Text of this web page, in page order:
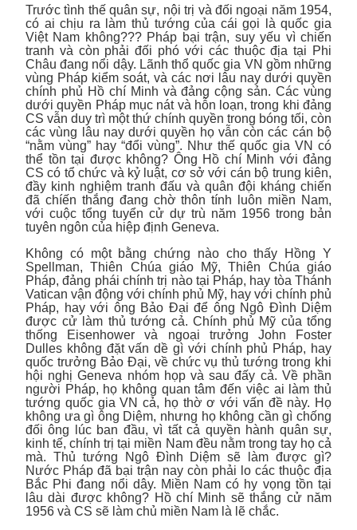
Trước tình thế quân sự, nội trị và đối ngoại năm 1954,
có ai chịu ra làm thủ tướng của cái gọi là quốc gia
Việt Nam không??? Pháp bại trận, suy yếu vì chiến
tranh và còn phải đối phó với các thuộc địa tại Phi
Châu đang nổi dậy. Lãnh thổ quốc gia VN gồm những
vùng Pháp kiểm soát, và các nơi lâu nay dưới quyền
chính phủ Hồ chí Minh và đảng cộng sản. Các vùng
dưới quyền Pháp mục nát và hỗn loạn, trong khi đảng
CS vẫn duy trì một thứ chính quyền trong bóng tối, còn
các vùng lâu nay dưới quyền họ vẫn còn các cán bộ
“nằm vùng” hay “đổi vùng”. Như thế quốc gia VN có
thể tồn tại được không? Ông Hồ chí Minh với đảng
CS có tổ chức và kỷ luật, cơ sở với cán bộ trung kiên,
đầy kinh nghiệm tranh đấu và quân đội kháng chiến
đã chíến thắng đang chờ thôn tính luôn miền Nam,
với cuộc tổng tuyển cử dự trù năm 1956 trong bản
tuyên ngôn của hiệp định Geneva.
Không có một bằng chứng nào cho thấy Hồng Y
Spellman, Thiên Chúa giáo Mỹ, Thiên Chúa giáo
Pháp, đảng phái chính trị nào tại Pháp, hay tòa Thánh
Vatican vận động với chính phủ Mỹ, hay với chính phủ
Pháp, hay với ông Bảo Đại để ông Ngô Đình Diệm
được cử làm thủ tướng cả. Chính phủ Mỹ của tổng
thống Eisenhower và ngoại trưởng John Foster
Dulles không đặt vấn dề gì với chính phủ Pháp, hay
quốc trưởng Bảo Đại, về chức vụ thủ tướng trong khi
hội nghị Geneva nhóm họp và sau đấy cả. Về phần
người Pháp, họ không quan tâm đến việc ai làm thủ
tướng quốc gia VN cả, họ thờ ơ với vấn đề này. Họ
không ưa gì ông Diệm, nhưng họ không cần gì chống
đối ông lúc ban đầu, vì tất cả quyền hành quân sự,
kinh tế, chính trị tại miền Nam đều nằm trong tay họ cả
mà. Thủ tướng Ngô Đình Diệm sẽ làm được gì?
Nước Pháp đã bại trận nay còn phải lo các thuộc địa
Bắc Phi đang nổi dây. Miền Nam có hy vọng tồn tại
lâu dài được không? Hồ chí Minh sẽ thắng cử năm
1956 và CS sẽ làm chủ miền Nam là lẽ chắc.